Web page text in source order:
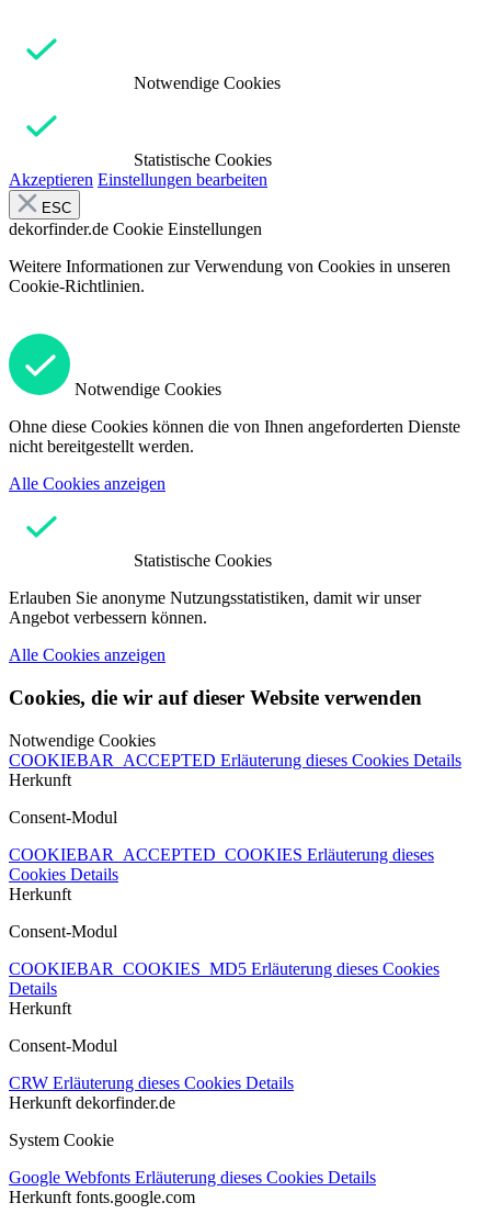
Notwendige Cookies
Statistische Cookies
Akzeptieren Einstellungen bearbeiten
ESC
dekorfinder.de Cookie Einstellungen
Weitere Informationen zur Verwendung von Cookies in unseren
Cookie-Richtlinien.
Notwendige Cookies
Ohne diese Cookies können die von Ihnen angeforderten Dienste
nicht bereitgestellt werden.
Alle Cookies anzeigen
Statistische Cookies
Erlauben Sie anonyme Nutzungsstatistiken, damit wir unser
Angebot verbessern können.
Alle Cookies anzeigen
Cookies, die wir auf dieser Website verwenden
Notwendige Cookies
COOKIEBAR_ACCEPTED Erläuterung dieses Cookies Details
Herkunft
Consent-Modul
COOKIEBAR_ACCEPTED_COOKIES Erläuterung dieses
Cookies Details
Herkunft
Consent-Modul
COOKIEBAR_COOKIES_MD5 Erläuterung dieses Cookies
Details
Herkunft
Consent-Modul
CRW Erläuterung dieses Cookies Details
Herkunft dekorfinder.de
System Cookie
Google Webfonts Erläuterung dieses Cookies Details
Herkunft fonts.google.com